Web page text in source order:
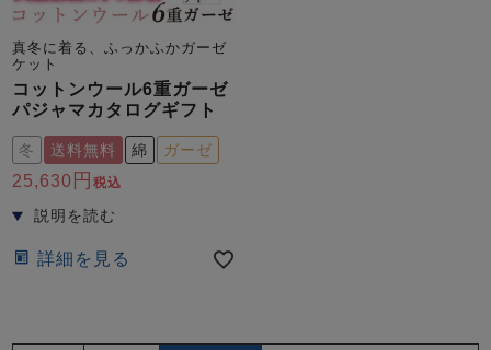
真冬に着る、ふっかふかガーゼ
ケット
コットンウール6重ガーゼ
パジャマカタログギフト
冬 送料無料 綿 ガーゼ
25,630 税込
詳細を見る